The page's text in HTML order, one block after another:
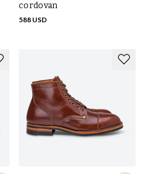
cordovan
588 USD